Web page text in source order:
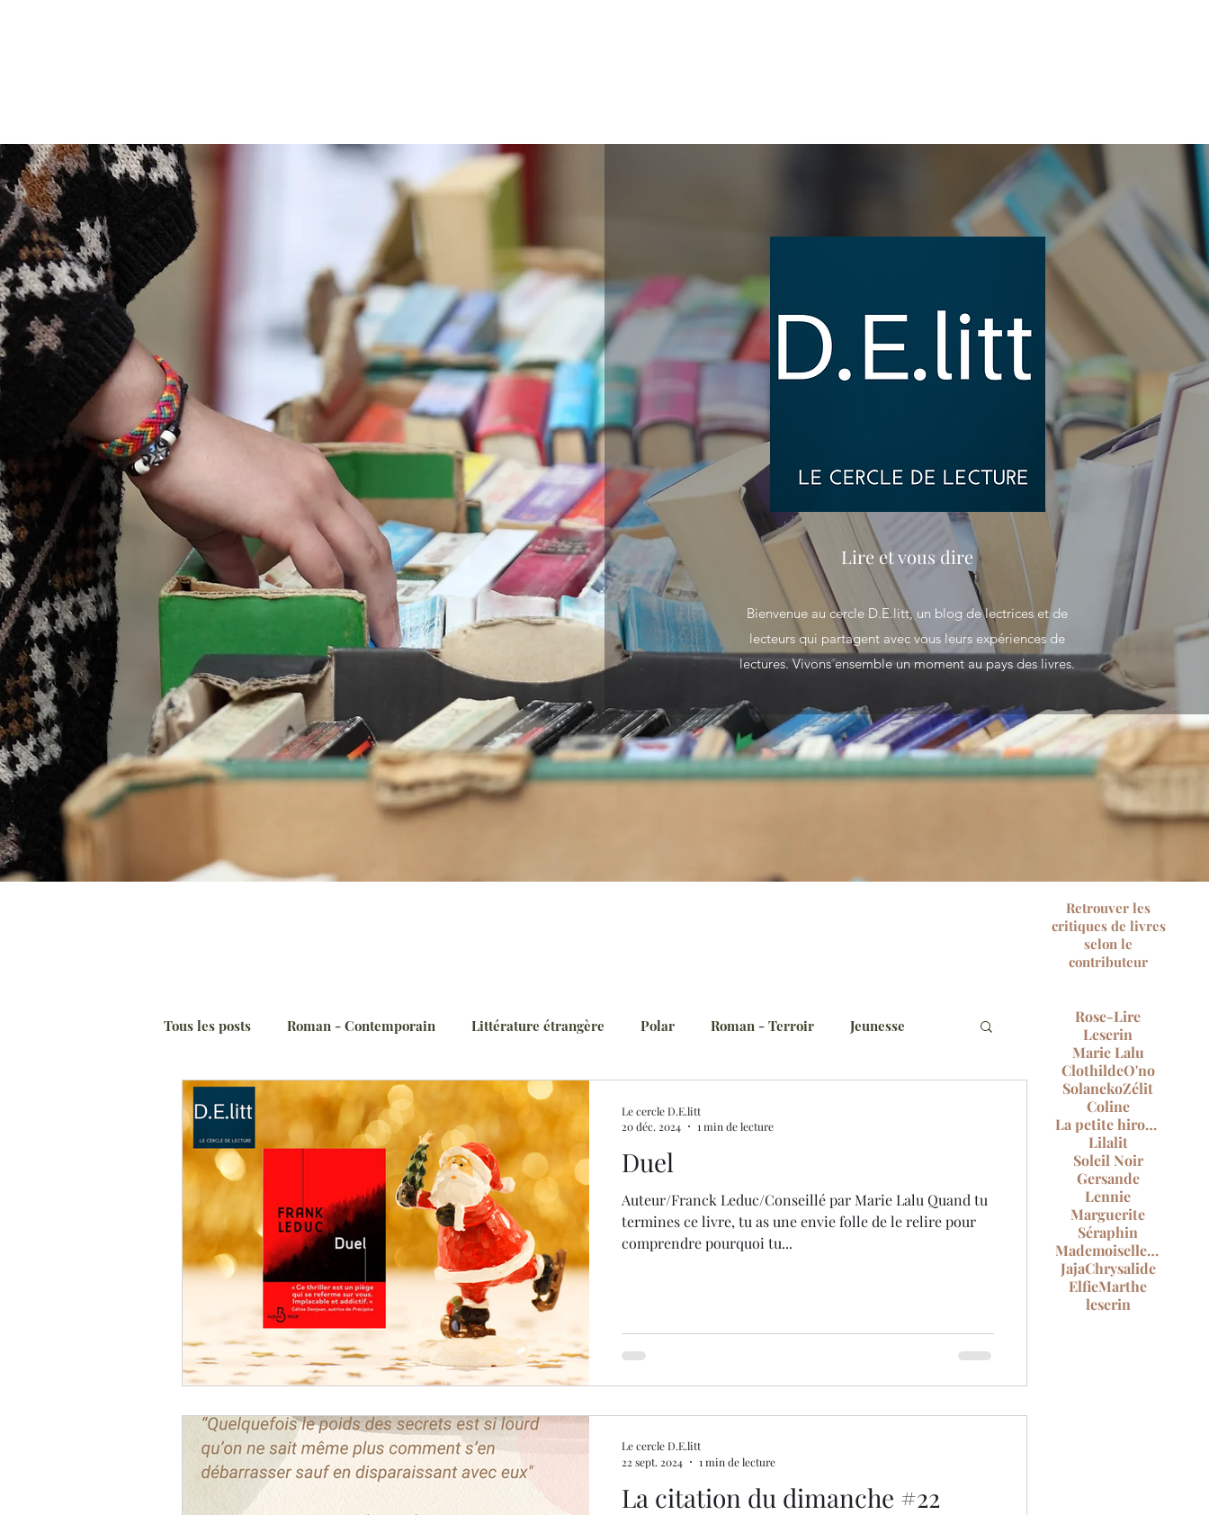
Lire et vous dire
Bienvenue au cercle D.E.litt, un blog de lectrices et de
lecteurs qui partagent avec vous leurs expériences de
lectures. Vivons ensemble un moment au pays des livres.
Retrouver les
critiques de livres
selon le
contributeur
Rose-Lire
Leserin
Marie Lalu
ClothildeO'no
SolanekoZélit
Coline
La petite hirondelle
Lilalit
Soleil Noir
Gersande
Lennie
Marguerite
Séraphin
Mademoiselle Lire
JajaChrysalide
ElfieMarthe
leserin
Tous les posts Roman - Contemporain Littérature étrangère Polar Roman - Terroir Jeunesse
Essai/Documents BD adultes Classiques
Prix littéraires Roman historique Roman noir Nouvelles
Book Haul Citations Noël 2024
Duel
Auteur/Franck Leduc/Conseillé par Marie Lalu Quand tu
termines ce livre, tu as une envie folle de le relire pour
comprendre pourquoi tu...
Le cercle D.E.litt
20 déc. 2024
1 min de lecture
La citation du dimanche #22
Le cercle D.E.litt
22 sept. 2024
1 min de lecture